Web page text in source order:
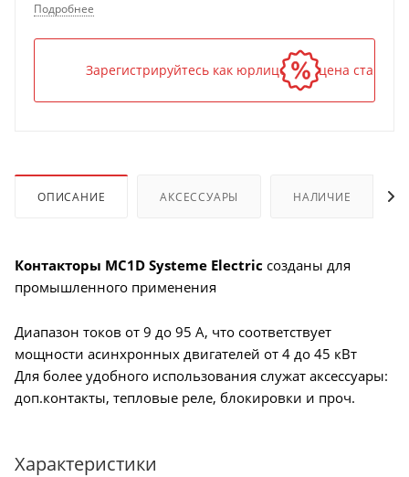
Подробнее
Зарегистрируйтесь как юрлицо — и цена станет
ОПИСАНИЕ АКСЕССУАРЫ НАЛИЧИЕ
Контакторы MC1D Systeme Electric созданы для
промышленного применения
Диапазон токов от 9 до 95 А, что соответствует
мощности асинхронных двигателей от 4 до 45 кВт
Для более удобного использования служат аксессуары:
доп.контакты, тепловые реле, блокировки и проч.
Характеристики